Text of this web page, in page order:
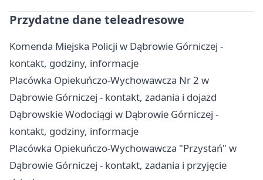
Przydatne dane teleadresowe
Komenda Miejska Policji w Dąbrowie Górniczej -
kontakt, godziny, informacje
Placówka Opiekuńczo-Wychowawcza Nr 2 w
Dąbrowie Górniczej - kontakt, zadania i dojazd
Dąbrowskie Wodociągi w Dąbrowie Górniczej -
kontakt, godziny, informacje
Placówka Opiekuńczo-Wychowawcza "Przystań" w
Dąbrowie Górniczej - kontakt, zadania i przyjęcie